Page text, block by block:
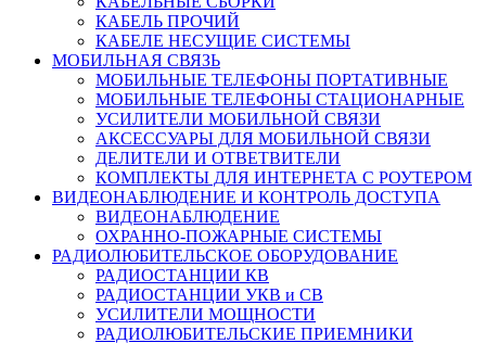
КАБЕЛЬ ПРОЧИЙ
КАБЕЛЕ НЕСУЩИЕ СИСТЕМЫ
МОБИЛЬНАЯ СВЯЗЬ
МОБИЛЬНЫЕ ТЕЛЕФОНЫ ПОРТАТИВНЫЕ
МОБИЛЬНЫЕ ТЕЛЕФОНЫ СТАЦИОНАРНЫЕ
УСИЛИТЕЛИ МОБИЛЬНОЙ СВЯЗИ
АКСЕССУАРЫ ДЛЯ МОБИЛЬНОЙ СВЯЗИ
ДЕЛИТЕЛИ И ОТВЕТВИТЕЛИ
КОМПЛЕКТЫ ДЛЯ ИНТЕРНЕТА С РОУТЕРОМ
ВИДЕОНАБЛЮДЕНИЕ И КОНТРОЛЬ ДОСТУПА
ВИДЕОНАБЛЮДЕНИЕ
ОХРАННО-ПОЖАРНЫЕ СИСТЕМЫ
РАДИОЛЮБИТЕЛЬСКОЕ ОБОРУДОВАНИЕ
РАДИОСТАНЦИИ КВ
РАДИОСТАНЦИИ УКВ и СВ
УСИЛИТЕЛИ МОЩНОСТИ
РАДИОЛЮБИТЕЛЬСКИЕ ПРИЕМНИКИ